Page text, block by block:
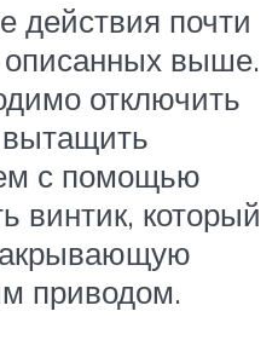
действия почти
описанных выше.
отключить
вытащить
с помощью
винтик, который
приводом.